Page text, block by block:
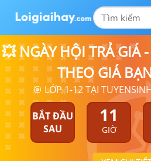
💥 NGÀY HỘI TRẢ GIÁ
THEO GIÁ
🎯 LỚP 1-12 TẠI
BẮT ĐẦU
SAU
11
GIỜ